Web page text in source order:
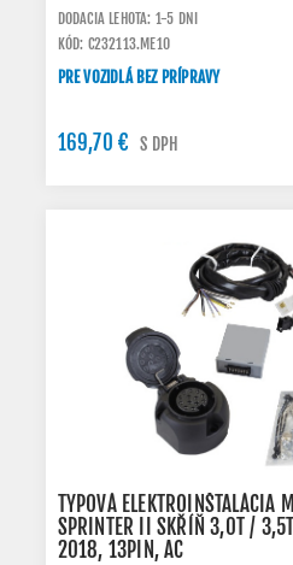
DODACIA LEHOTA: 1-5 DNI
KÓD: C232113.ME10
PRE VOZIDLÁ BEZ PRÍPRAVY
169,70 € S DPH
TYPOVÁ ELEKTROINŠTALÁCIA
SPRINTER II SKŘÍŇ 3,0T /
2018, 13PIN, AC